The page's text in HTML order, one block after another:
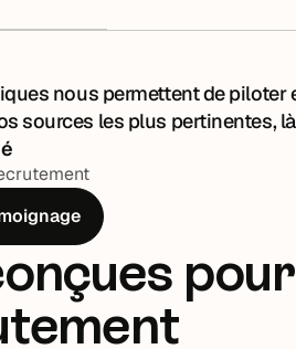
marquenous permettent de
sources les plus pertinentes,
pour